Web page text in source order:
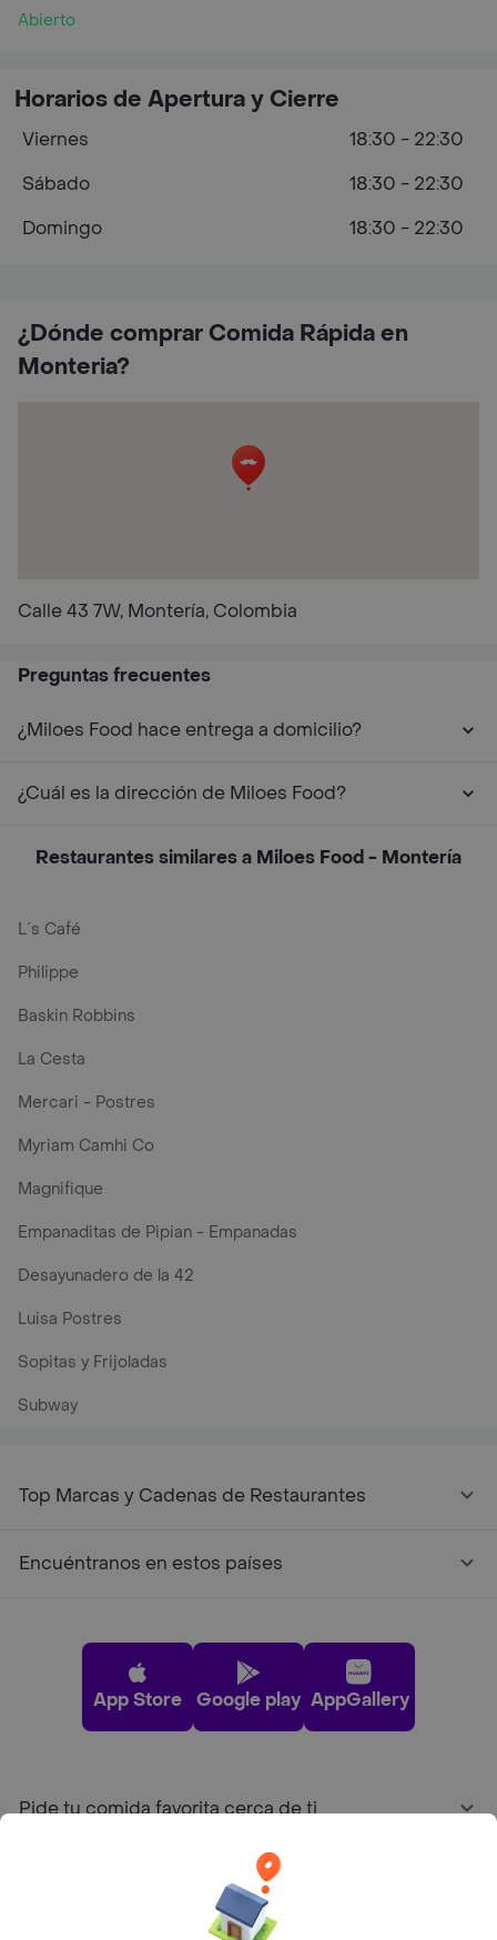
Abierto
¿Dónde comprar Comida Rápida en
Monteria?
Calle 43 7W, Montería, Colombia
Horarios de Apertura y Cierre
Viernes
18:30 - 22:30
Sábado
18:30 - 22:30
Domingo
18:30 - 22:30
Preguntas frecuentes
¿Miloes Food hace entrega a domicilio?
¿Cuál es la dirección de Miloes Food?
Restaurantes similares a Miloes Food - Montería
L´s Café
Philippe
Baskin Robbins
La Cesta
Mercari - Postres
Myriam Camhi Co
Magnifique
Empanaditas de Pipian - Empanadas
Desayunadero de la 42
Luisa Postres
Sopitas y Frijoladas
Subway
Top Marcas y Cadenas de Restaurantes
Encuéntranos en estos países
App Store Google play AppGallery
Pide tu comida favorita cerca de ti